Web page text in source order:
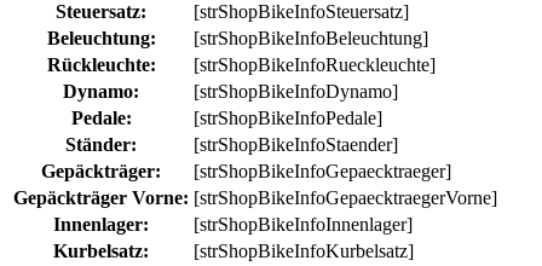
Steuersatz:
[strShopBikeInfoSteuersatz]
Beleuchtung:
[strShopBikeInfoBeleuchtung]
Rückleuchte:
[strShopBikeInfoRueckleuchte]
Dynamo:
[strShopBikeInfoDynamo]
Pedale:
[strShopBikeInfoPedale]
Ständer:
[strShopBikeInfoStaender]
Gepäckträger:
[strShopBikeInfoGepaecktraeger]
Gepäckträger Vorne: [strShopBikeInfoGepaecktraegerVorne]
Innenlager:
[strShopBikeInfoInnenlager]
Kurbelsatz:
[strShopBikeInfoKurbelsatz]